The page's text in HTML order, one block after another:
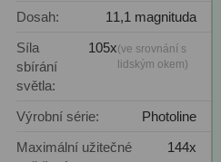
Dosah:
11,1 magnituda
Síla
sbírání
světla:
105x(ve srovnání s
lidským okem)
Výrobní série:
Photoline
Maximální užitečné
144x